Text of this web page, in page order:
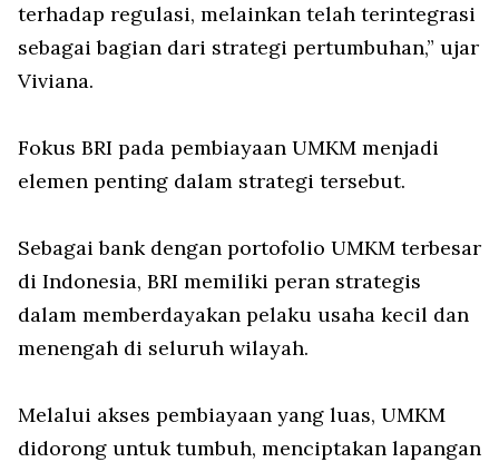
terhadap regulasi, melainkan telah terintegrasi
sebagai bagian dari strategi pertumbuhan,” ujar
Viviana.
Fokus BRI pada pembiayaan UMKM menjadi
elemen penting dalam strategi tersebut.
Sebagai bank dengan portofolio UMKM terbesar
di Indonesia, BRI memiliki peran strategis
dalam memberdayakan pelaku usaha kecil dan
menengah di seluruh wilayah.
Melalui akses pembiayaan yang luas, UMKM
didorong untuk tumbuh, menciptakan lapangan